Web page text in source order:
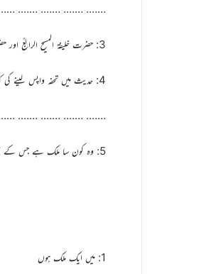
……. ……. ……. …….
3: حضرت خلیفة المسیح الرابعؒ اور حضور انور ایدہ اللہ نےمحرم کے ایام میں کیا تحریک فرمائی؟ ……. ……. ……. …….
4: حدیث میں تحفہ واپس لینے کی کیا مثال دی گئی ہے؟
……. ……. ……. …….
5: وہ کون سا ملک ہے جس کے تین نام ہیں؟ ……. …….
1: میں ایک ملک ہوں